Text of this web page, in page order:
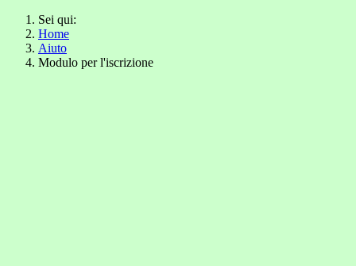
Sei qui:
Home
Aiuto
Modulo per l'iscrizione